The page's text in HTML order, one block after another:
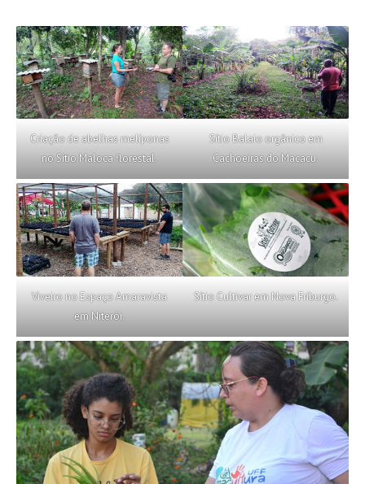
Criação de abelhas melíponas
no Sítio Maloca florestal.
Sítio Balaio orgânico em
Cachoeiras do Macacu.
Viveiro no Espaço Amaravista
em Niterói.
Sítio Cultivar em Nova Friburgo.